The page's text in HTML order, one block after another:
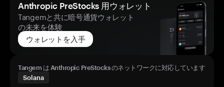
Anthropic PreStocks 用ウォレット
Tangemと共に暗号通貨ウォレット
の未来を体験
ウォレットを入手
Tangem は Anthropic PreStocks のネットワークに対応しています
Solana